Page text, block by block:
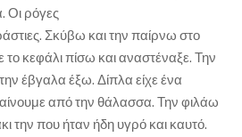
Οι ρόγες
Σκύβω και την παίρνω στο
το κεφάλι πίσω και αναστέναξε. Την
έβγαλα έξω. Δίπλα είχε ένα
από την θάλασσα. Την φιλάω
την που ήταν ήδη υγρό και καυτό.